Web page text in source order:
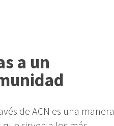
a un
de ACN es una manera